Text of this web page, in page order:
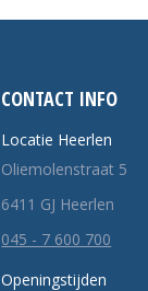
CONTACT INFO
Locatie Heerlen
Oliemolenstraat 5
6411 GJ Heerlen
045 - 7 600 700
Openingstijden